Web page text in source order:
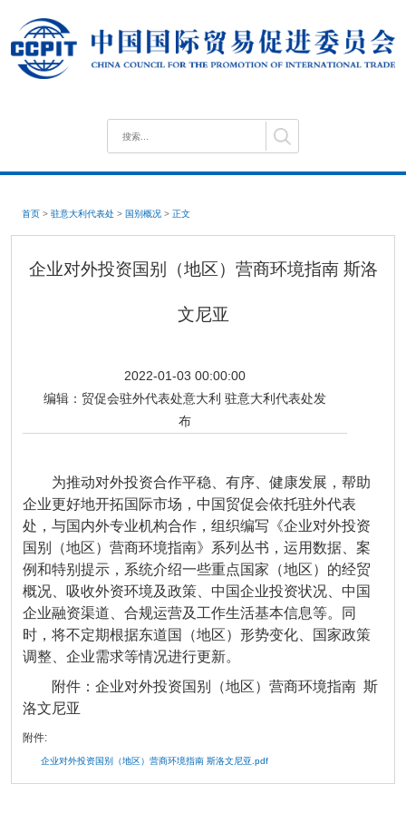
首页 > 驻意大利代表处 > 国别概况 > 正文
企业对外投资国别（地区）营商环境指南 斯洛
文尼亚
2022-01-03 00:00:00
编辑： 贸促会驻外代表处意大利 驻意大利代表处发
布
为推动对外投资合作平稳、有序、健康发展，帮助
企业更好地开拓国际市场，中国贸促会依托驻外代表
处，与国内外专业机构合作，组织编写《企业对外投资
国别（地区）营商环境指南》系列丛书，运用数据、案
例和特别提示，系统介绍一些重点国家（地区）的经贸
概况、吸收外资环境及政策、中国企业投资状况、中国
企业融资渠道、合规运营及工作生活基本信息等。同
时，将不定期根据东道国（地区）形势变化、国家政策
调整、企业需求等情况进行更新。
附件：企业对外投资国别（地区）营商环境指南 斯
洛文尼亚
附件:
企业对外投资国别（地区）营商环境指南 斯洛文尼亚.pdf